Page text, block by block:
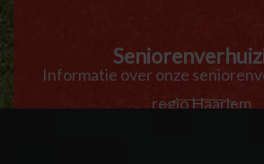
Informatie over onze
regio Haarlem